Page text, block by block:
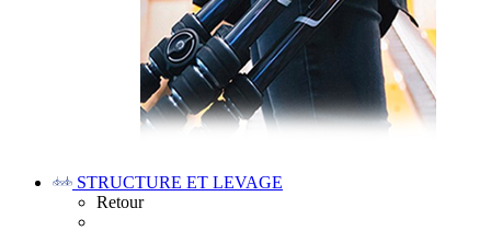
STRUCTURE ET LEVAGE
Retour